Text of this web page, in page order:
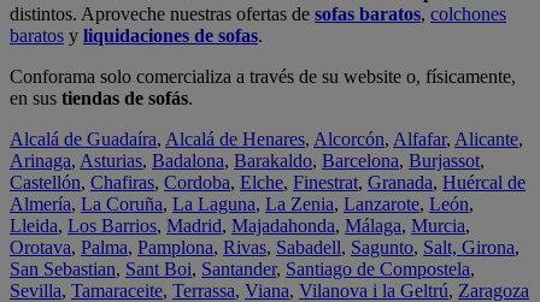
distintos. Aproveche nuestras ofertas de sofas baratos, colchones
baratos y liquidaciones de sofas.
Conforama solo comercializa a través de su website o, físicamente,
en sus tiendas de sofás.
Alcalá de Guadaíra, Alcalá de Henares, Alcorcón, Alfafar, Alicante,
Arinaga, Asturias, Badalona, Barakaldo, Barcelona, Burjassot,
Castellón, Chafiras, Cordoba, Elche, Finestrat, Granada, Huércal de
Almería, La Coruña, La Laguna, La Zenia, Lanzarote, León,
Lleida, Los Barrios, Madrid, Majadahonda, Málaga, Murcia,
Orotava, Palma, Pamplona, Rivas, Sabadell, Sagunto, Salt, Girona,
San Sebastian, Sant Boi, Santander, Santiago de Compostela,
Sevilla, Tamaraceite, Terrassa, Viana, Vilanova i la Geltrú, Zaragoza